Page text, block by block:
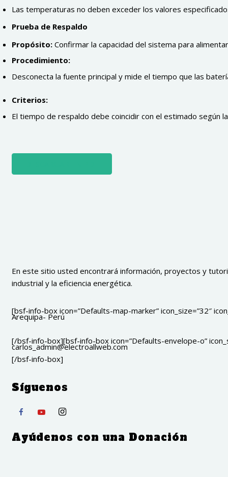
Las temperaturas no deben exceder los valores
Prueba de Respaldo
Propósito:Confirmar la capacidad del sistema para
Procedimiento:
Desconecta la fuente principal y mide el tiempo que las
Criterios:
El tiempo de respaldo debe coincidir con el estimado según
En este sitio usted encontrará información, proyectos y
industrial y la eficiencia energética.
[bsf-info-box icon=”Defaults-map-marker” icon_size=”32″
Arequipa- Perú
[/bsf-info-box][bsf-info-box icon=”Defaults-envelope-o”
carlos_admin@electroallweb.com
[/bsf-info-box]
Síguenos
Ayúdenos con una Donación